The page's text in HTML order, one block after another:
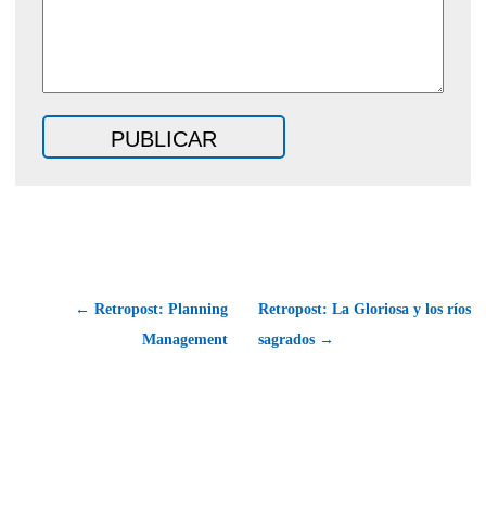
← Retropost: Planning
Management
Retropost: La Gloriosa y los ríos
sagrados →